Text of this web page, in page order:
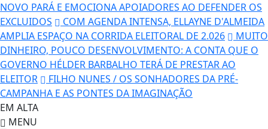
NOVO PARÁ E EMOCIONA APOIADORES AO DEFENDER OS
EXCLUIDOS
COM AGENDA INTENSA, ELLAYNE D'ALMEIDA
AMPLIA ESPAÇO NA CORRIDA ELEITORAL DE 2.026
MUITO
DINHEIRO, POUCO DESENVOLVIMENTO: A CONTA QUE O
GOVERNO HÉLDER BARBALHO TERÁ DE PRESTAR AO
ELEITOR
FILHO NUNES / OS SONHADORES DA PRÉ-
CAMPANHA E AS PONTES DA IMAGINAÇÃO
EM ALTA
MENU